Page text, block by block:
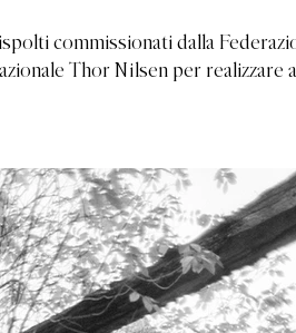
commissionati dalla
Thor Nilsen per realizzare